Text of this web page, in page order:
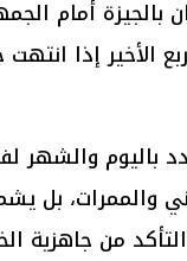
الأخير إذا
والشهر
والممرات، بل
من جاهزية